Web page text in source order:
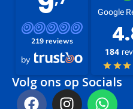
219 reviews
by
Google
184
Volg ons op Socials
F I W